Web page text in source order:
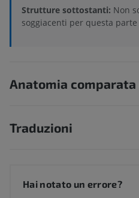
Strutture sottostanti: Non
soggiacenti per questa
Anatomia comparata
Traduzioni
Hai notato un errore?